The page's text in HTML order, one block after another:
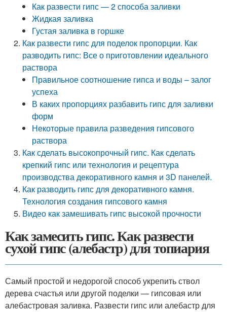
Как развести гипс — 2 способа заливки
Жидкая заливка
Густая заливка в горшке
Как развести гипс для поделок пропорции. Как
разводить гипс: Все о приготовлении идеального
раствора
Правильное соотношение гипса и воды – залог
успеха
В каких пропорциях разбавить гипс для заливки
форм
Некоторые правила разведения гипсового
раствора
Как сделать высокопрочный гипс. Как сделать
крепкий гипс или технология и рецептура
производства декоративного камня и 3D панелей.
Как разводить гипс для декоративного камня.
Технология создания гипсового камня
Видео как замешивать гипс высокой прочности
Как замесить гипс. Как развести
сухой гипс (алебастр) для топиария
Самый простой и недорогой способ укрепить ствол
дерева счастья или другой поделки — гипсовая или
алебастровая заливка. Развести гипс или алебастр для